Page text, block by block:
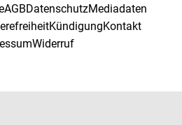
AGBDatenschutzMediadaten
KündigungKontakt
Widerruf